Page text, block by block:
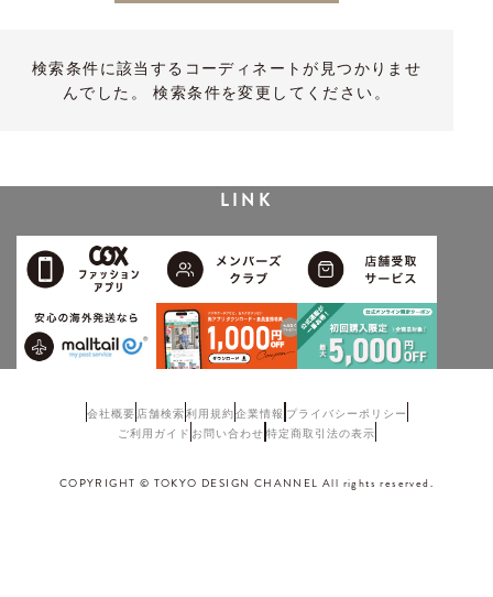
検索条件に該当するコーディネートが見つかりませ
んでした。 検索条件を変更してください。
LINK
会社概要 店舗検索利用規約企業情報 プライバシーポリシー
ご利用ガイド お問い合わせ 特定商取引法の表示
COPYRIGHT © TOKYO DESIGN CHANNEL All rights reserved.